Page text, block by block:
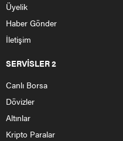
Üyelik
Haber Gönder
İletişim
SERVİSLER 2
Canlı Borsa
Dövizler
Altınlar
Kripto Paralar